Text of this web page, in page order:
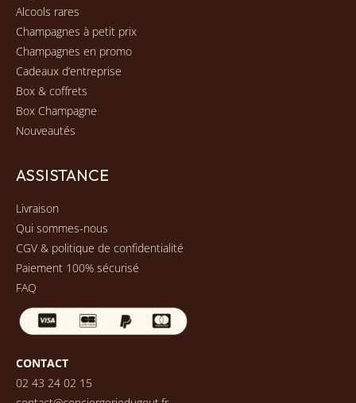
Alcools rares
Champagnes à petit prix
Champagnes en promo
Cadeaux d’entreprise
Box & coffrets
Box Champagne
Nouveautés
ASSISTANCE
Livraison
Qui sommes-nous
CGV & politique de confidentialité
Paiement 100% sécurisé
FAQ
CONTACT
02 43 24 02 15